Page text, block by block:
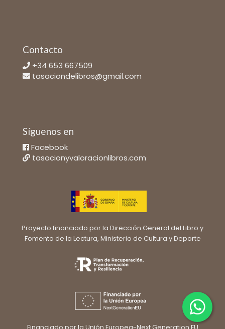
Contacto
+34 653 667509
tasaciondelibros@gmail.com
Síguenos en
Facebook
tasacionyvaloracionlibros.com
Proyecto financiado por la Dirección General del Libro y
Fomento de la Lectura, Ministerio de Cultura y Deporte